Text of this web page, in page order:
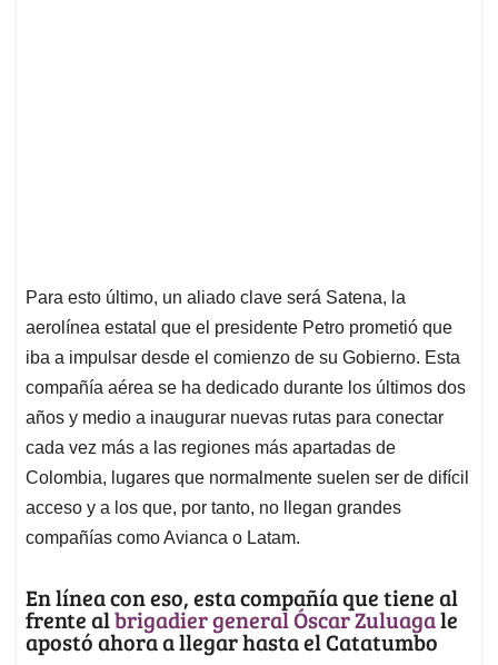
Para esto último, un aliado clave será Satena, la
aerolínea estatal que el presidente Petro prometió que
iba a impulsar desde el comienzo de su Gobierno. Esta
compañía aérea se ha dedicado durante los últimos dos
años y medio a inaugurar nuevas rutas para conectar
cada vez más a las regiones más apartadas de
Colombia, lugares que normalmente suelen ser de difícil
acceso y a los que, por tanto, no llegan grandes
compañías como Avianca o Latam.
En línea con eso, esta compañía que tiene al
frente albrigadier general Óscar Zuluagale
apostó ahora a llegar hasta el Catatumbo